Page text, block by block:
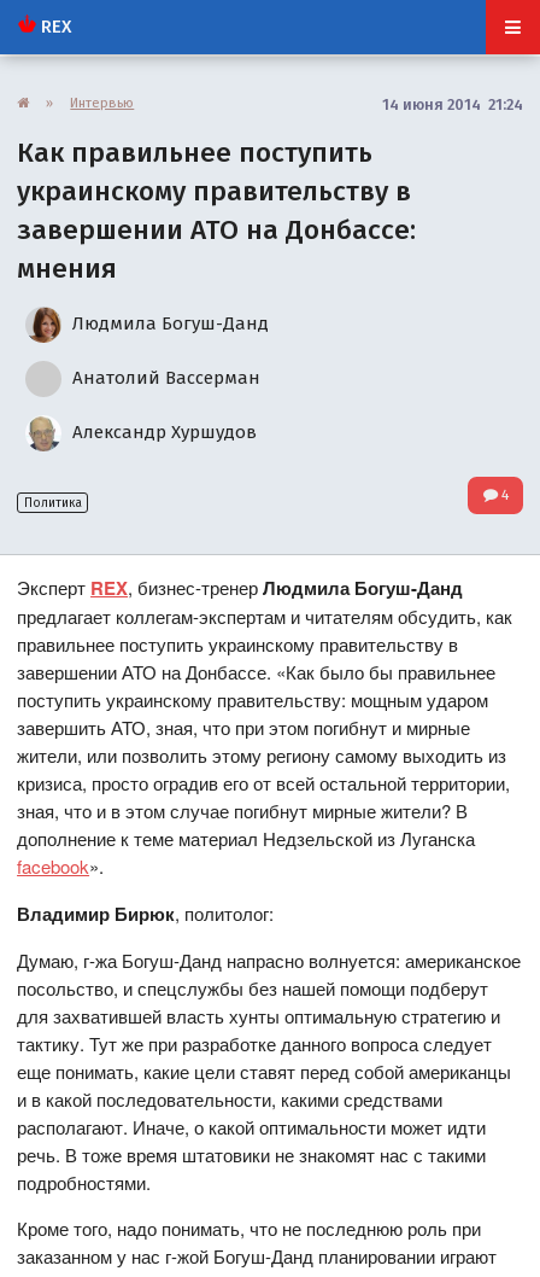
REX
» Интервью 14 июня 2014 21:24
Как правильнее поступить
украинскому правительству в
завершении АТО на Донбассе:
мнения
Людмила Богуш-Данд
Анатолий Вассерман
Александр Хуршудов
Политика 4
Эксперт REX, бизнес-тренерЛюдмила Богуш-Данд
предлагает коллегам-экспертам и читателям обсудить, как
правильнее поступить украинскому правительству в
завершении АТО на Донбассе. «Как было бы правильнее
поступить украинскому правительству: мощным ударом
завершить АТО, зная, что при этом погибнут и мирные
жители, или позволить этому региону самому выходить из
кризиса, просто оградив его от всей остальной территории,
зная, что и в этом случае погибнут мирные жители? В
дополнение к теме материал Недзельской из Луганска
facebook».
Владимир Бирюк, политолог:
Думаю, г-жа Богуш-Данд напрасно волнуется: американское
посольство, и спецслужбы без нашей помощи подберут
для захватившей власть хунты оптимальную стратегию и
тактику. Тут же при разработке данного вопроса следует
еще понимать, какие цели ставят перед собой американцы
и в какой последовательности, какими средствами
располагают. Иначе, о какой оптимальности может идти
речь. В тоже время штатовики не знакомят нас с такими
подробностями.
Кроме того, надо понимать, что не последнюю роль при
заказанном у нас г-жой Богуш-Данд планировании играют